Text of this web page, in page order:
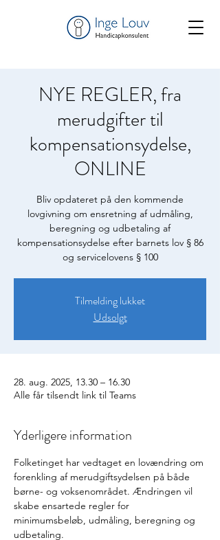
NYE REGLER, fra
merudgifter til
kompensationsydelse,
ONLINE
Bliv opdateret på den kommende
lovgivning om ensretning af udmåling,
beregning og udbetaling af
kompensationsydelse efter barnets lov § 86
og servicelovens § 100
Tilmelding lukket
Udsolgt
28. aug. 2025, 13.30 – 16.30
Alle får tilsendt link til Teams
Yderligere information
Folketinget har vedtaget en lovændring om
forenkling af merudgiftsydelsen på både
børne- og voksenområdet. Ændringen vil
skabe ensartede regler for
minimumsbeløb, udmåling, beregning og
udbetaling.